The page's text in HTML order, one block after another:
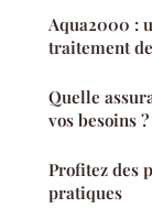
Aqua2000 :
traitement
Quelle
vos besoins ?
Profitez des
pratiques